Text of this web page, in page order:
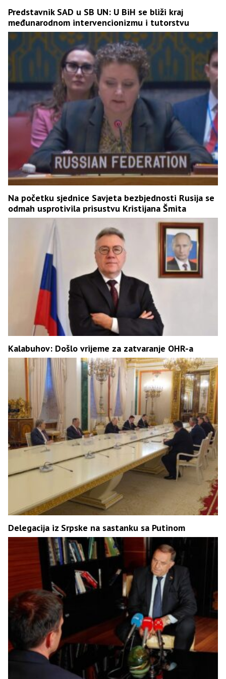
Predstavnik SAD u SB UN: U BiH se bliži kraj
međunarodnom intervencionizmu i tutorstvu
Na početku sjednice Savjeta bezbjednosti Rusija se
odmah usprotivila prisustvu Kristijana Šmita
Kalabuhov: Došlo vrijeme za zatvaranje OHR-a
Delegacija iz Srpske na sastanku sa Putinom